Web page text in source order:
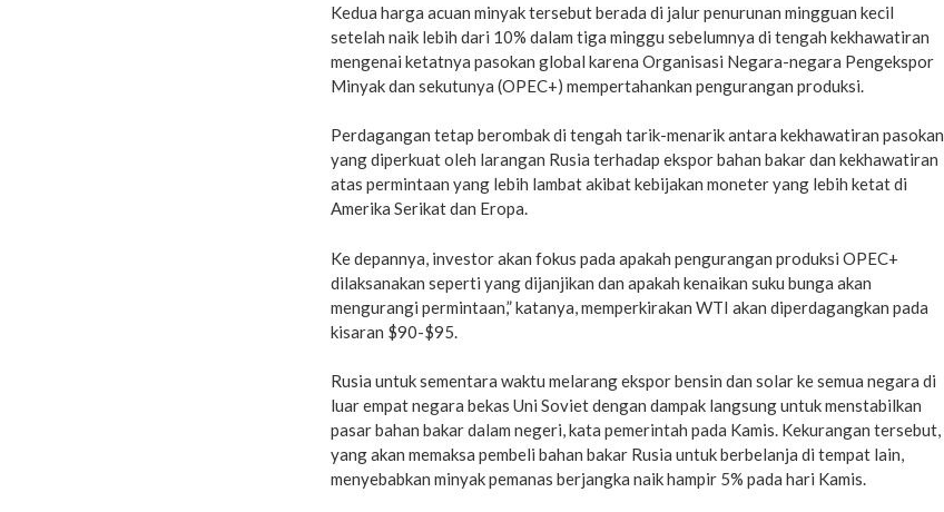
Kedua harga acuan minyak tersebut berada di jalur penurunan mingguan kecil
setelah naik lebih dari 10% dalam tiga minggu sebelumnya di tengah kekhawatiran
mengenai ketatnya pasokan global karena Organisasi Negara-negara Pengekspor
Minyak dan sekutunya (OPEC+) mempertahankan pengurangan produksi.
Perdagangan tetap berombak di tengah tarik-menarik antara kekhawatiran pasokan
yang diperkuat oleh larangan Rusia terhadap ekspor bahan bakar dan kekhawatiran
atas permintaan yang lebih lambat akibat kebijakan moneter yang lebih ketat di
Amerika Serikat dan Eropa.
Ke depannya, investor akan fokus pada apakah pengurangan produksi OPEC+
dilaksanakan seperti yang dijanjikan dan apakah kenaikan suku bunga akan
mengurangi permintaan,” katanya, memperkirakan WTI akan diperdagangkan pada
kisaran $90-$95.
Rusia untuk sementara waktu melarang ekspor bensin dan solar ke semua negara di
luar empat negara bekas Uni Soviet dengan dampak langsung untuk menstabilkan
pasar bahan bakar dalam negeri, kata pemerintah pada Kamis. Kekurangan tersebut,
yang akan memaksa pembeli bahan bakar Rusia untuk berbelanja di tempat lain,
menyebabkan minyak pemanas berjangka naik hampir 5% pada hari Kamis.